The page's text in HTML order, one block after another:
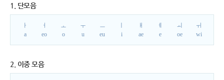
1. 단모음
ㅏ
a
ㅓ
eo
ㅗ
o
ㅜ
u
ㅡ
eu
i
ㅐ
ae
ㅔ
e
ㅚ
oe
ㅟ
wi
2. 이중 모음